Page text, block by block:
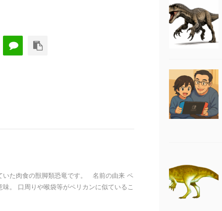
た肉食の獣脚類恐竜です。 名前の由来 ペ
。 口周りや喉袋等がペリカンに似ているこ